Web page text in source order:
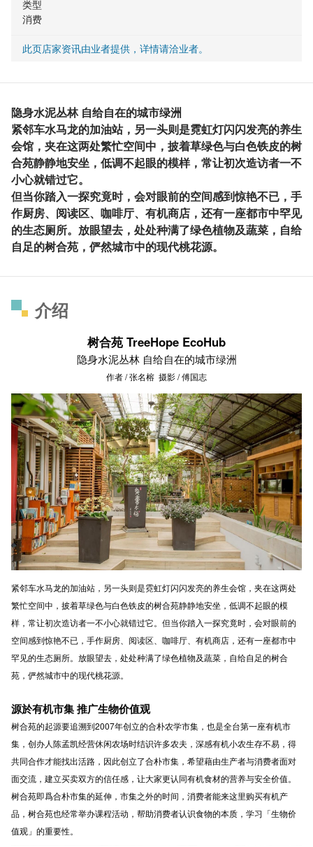
类型
消费
此页店家资讯由业者提供，详情请洽业者。
隐身水泥丛林 自给自在的城市绿洲
紧邻车水马龙的加油站，另一头则是霓虹灯闪闪发亮的养生
会馆，夹在这两处繁忙空间中，披着草绿色与白色铁皮的树
合苑静静地安坐，低调不起眼的模样，常让初次造访者一不
小心就错过它。
但当你踏入一探究竟时，会对眼前的空间感到惊艳不已，手
作厨房、阅读区、咖啡厅、有机商店，还有一座都市中罕见
的生态厕所。放眼望去，处处种满了绿色植物及蔬菜，自给
自足的树合苑，俨然城市中的现代桃花源。
介绍
树合苑 TreeHope EcoHub
隐身水泥丛林 自给自在的城市绿洲
作者 / 张名榕 摄影 / 傅国志
紧邻车水马龙的加油站，另一头则是霓虹灯闪闪发亮的养生会馆，夹在这两处
繁忙空间中，披着草绿色与白色铁皮的树合苑静静地安坐，低调不起眼的模
样，常让初次造访者一不小心就错过它。但当你踏入一探究竟时，会对眼前的
空间感到惊艳不已，手作厨房、阅读区、咖啡厅、有机商店，还有一座都市中
罕见的生态厕所。放眼望去，处处种满了绿色植物及蔬菜，自给自足的树合
苑，俨然城市中的现代桃花源。
源於有机市集 推广生物价值观
树合苑的起源要追溯到2007年创立的合朴农学市集，也是全台第一座有机市
集，创办人陈孟凯经营休闲农场时结识许多农夫，深感有机小农生存不易，得
共同合作才能找出活路，因此创立了合朴市集，希望藉由生产者与消费者面对
面交流，建立买卖双方的信任感，让大家更认同有机食材的营养与安全价值。
树合苑即爲合朴市集的延伸，市集之外的时间，消费者能来这里购买有机产
品，树合苑也经常举办课程活动，帮助消费者认识食物的本质，学习「生物价
值观」的重要性。